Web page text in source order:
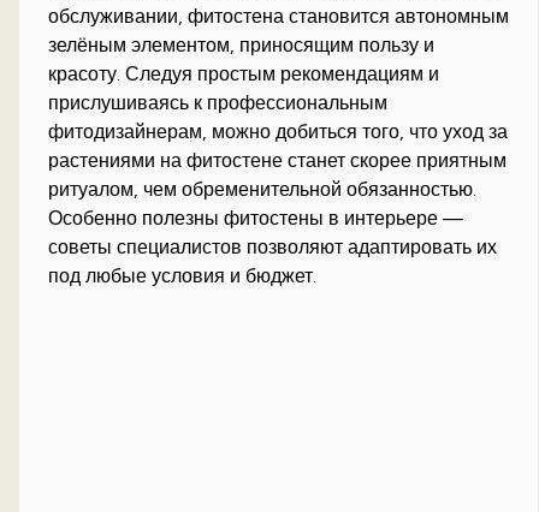
обслуживании, фитостена становится автономным
зелёным элементом, приносящим пользу и
красоту. Следуя простым рекомендациям и
прислушиваясь к профессиональным
фитодизайнерам, можно добиться того, что уход за
растениями на фитостене станет скорее приятным
ритуалом, чем обременительной обязанностью.
Особенно полезны фитостены в интерьере —
советы специалистов позволяют адаптировать их
под любые условия и бюджет.